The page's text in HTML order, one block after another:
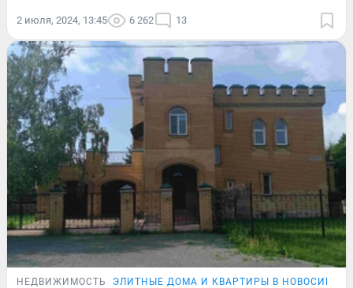
2 июля, 2024, 13:45 6 262 13
НЕДВИЖИМОСТЬ ЭЛИТНЫЕ ДОМА И КВАРТИРЫ В